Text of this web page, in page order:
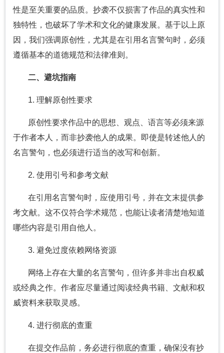
性是至关重要的品质。抄袭不仅损害了作品的真实性和
独特性，也破坏了学术和文化的健康发展。基于以上原
因，我们强调原创性，尤其是在引用名言警句时，必须
遵循基本的道德规范和法律准则。
二、避坑指南
1. 理解原创性要求
原创性要求作品中的思想、观点、语言等必须来源
于作者本人，而非抄袭他人的成果。即使是转述他人的
名言警句，也必须进行适当的改写和创新。
2. 使用引号和参考文献
在引用名言警句时，应使用引号，并在文末提供参
考文献。这不仅符合学术规范，也能让读者清楚地知道
哪些内容是引用自他人。
3. 避免过度依赖网络资源
网络上存在大量的名言警句，但许多并非出自权威
或经典之作。作者应尽量通过阅读经典书籍、文献和权
威资料来获取灵感。
4. 进行彻底的查重
在提交作品前，务必进行彻底的查重，确保没有抄